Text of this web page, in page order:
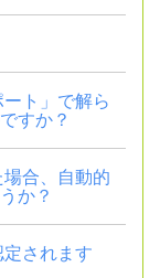
ト」で解ら
すか？
合、自動的
か？
されます